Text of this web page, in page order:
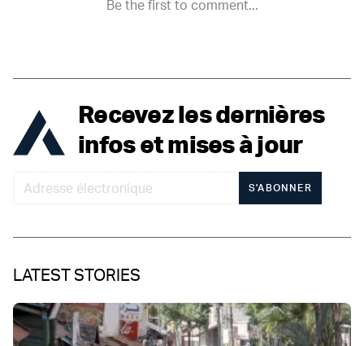
Recevez les dernières
infos et mises à jour
S'ABONNER
LATEST STORIES